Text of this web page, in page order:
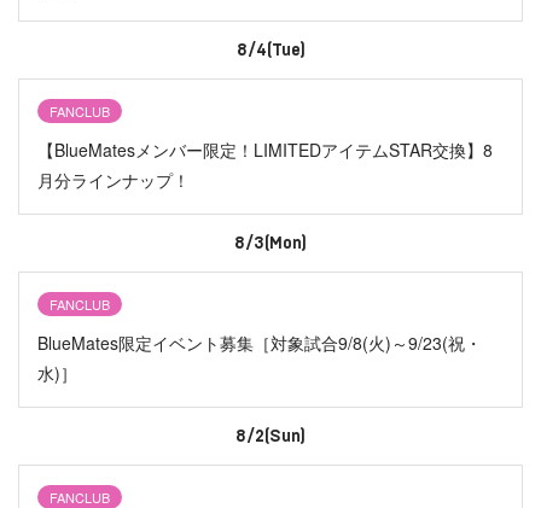
8/4(Tue)
FANCLUB
【BlueMatesメンバー限定！LIMITEDアイテムSTAR交換】8
月分ラインナップ！
8/3(Mon)
FANCLUB
BlueMates限定イベント募集［対象試合9/8(火)～9/23(祝・
水)］
8/2(Sun)
FANCLUB